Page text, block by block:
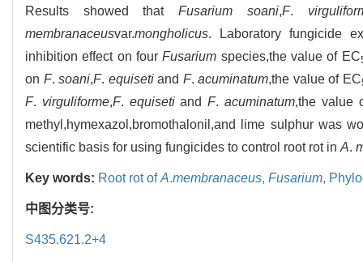
Results showed thatFusarium soani,F.
membranaceusvar.mongholicus. Laboratory fungicide
inhibition effect on fourFusarium species,the value of EC
on F.soani,F. equisetiand F.acuminatum,the value of EC
F. virguliforme,F. equisetiandF.acuminatum,the value
methyl,hymexazol,bromothalonil,and lime sulphur was
scientific basis for using fungicides to control root rot in A.
Key words: Root rot ofA.membranaceus, Fusarium,
中图分类号:
S435.621.2+4